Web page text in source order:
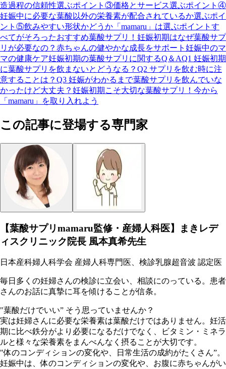
造過程の信頼性選ぶポイント③価格とサービス選ぶポイント④
妊娠中に必要な葉酸以外の栄養素が配合されているか選ぶポイ
ント⑤飲みやすい形状かどうか 「mamaru」は選ぶポイントす
べてがそろったおすすめ葉酸サプリ！ 妊娠初期はなぜ葉酸サプ
リが必要なの？ 赤ちゃんの健やかな成長をサポート 妊娠中のマ
マの健康ケア妊娠初期の葉酸サプリに関するQ＆AQ1 妊娠初期
に葉酸サプリを飲まないとどうなる？ Q2 サプリを飲む時に注
意することは？ Q3 妊娠がわかるまで葉酸サプリを飲んでいな
かったけど大丈夫？ 妊娠初期こそ大切な葉酸サプリ！今から
「mamaru」を取り入れよう
この記事に登場する専門家
【葉酸サプリmamaru監修・産婦人科医】まきレデ
ィスクリニック院長 風本真希先生
日本産科婦人科学会 産婦人科専門医、検診乳腺超音波 認定医
毎日多くの妊婦さんの検診に立会い、相談にのっている。患者
さんのお話に真摯に耳を傾けることが信条。
"葉酸だけでいい” そう思っていませんか？
実は妊婦さんに必要な栄養素は葉酸だけではありません。妊活
期に比べ鉄分がより必要になるだけでなく、ビタミン・ミネラ
ルと様々な栄養素をまんべんなく摂ることが大切です。
"体のコンディションの変化や、日常生活の成約がたくさん”。
妊娠中は、体のコンディションの変化や、お腹に赤ちゃんがい